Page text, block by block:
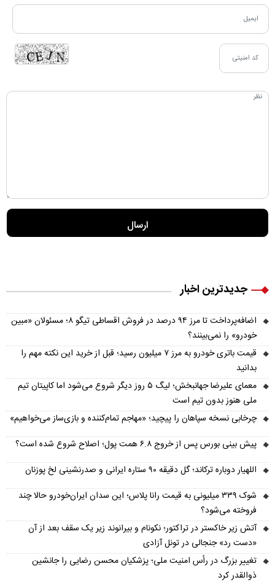
جدیدترین اخبار
اضافه‌پرداخت تا مرز ۹۴ درصد در فروش اقساطی تیگو ۸؛ مسئولان «مبین
خودرو» را نمی‌بینند؟
قیمت باتری خودرو به مرز ۷ میلیون رسید؛ قبل از خرید این نکته مهم را
بدانید
معمای علیرضا جهانبخش؛ لیگ ۵ روز دیگر شروع می‌شود اما کاپیتان تیم
ملی هنوز بدون تیم است
چرخابی نسخه سپاهان را پیچید؛ «مهاجم تمام‌کننده و بازی‌ساز می‌خواهیم»
پیش‌ بینی بورس پس از خروج ۶.۸ همت پول؛ اصلاح شروع شده است؟
اللهیار دوباره ترکاند؛ گل دقیقه ۹۰ ستاره ایرانی و صدرنشینی لخ پوزنان
شوک ۳۳۹ میلیونی به قیمت رانا پلاس؛ این سدان ایران‌خودرو حالا چند
فروخته می‌شود؟
آتش زیر خاکستر در تراکتور؛ نکونام و بیرانوند زیر یک سقف بعد از آن
«دست رد» جنجالی در تونل آزادی
تغییر بزرگ در رأس امنیت ملی؛ پزشکیان محسن رضایی را جانشین
ذوالقدر کرد